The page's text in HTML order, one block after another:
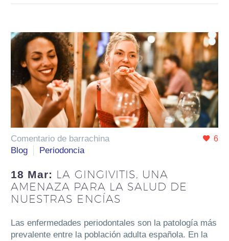
6
Comentario de barrachina
Blog
Periodoncia
18 Mar: LA GINGIVITIS, UNA
AMENAZA PARA LA SALUD DE
NUESTRAS ENCÍAS
Las enfermedades periodontales son la patología más
prevalente entre la población adulta española. En la